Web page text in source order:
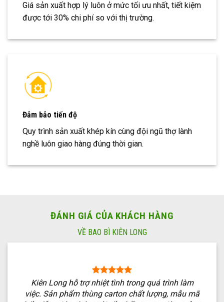
Giá sản xuất hợp lý luôn ở mức tối ưu nhất, tiết kiệm
được tới 30% chi phí so với thị trường.
Đảm bảo tiến độ
Quy trình sản xuất khép kín cùng đội ngũ thợ lành
nghề luôn giao hàng đúng thời gian.
ĐÁNH GIÁ CỦA KHÁCH HÀNG
VỀ BAO BÌ KIÊN LONG
Kiên Long hỗ trợ nhiệt tình trong quá trình làm
việc. Sản phẩm thùng carton chất lượng, mẫu mã